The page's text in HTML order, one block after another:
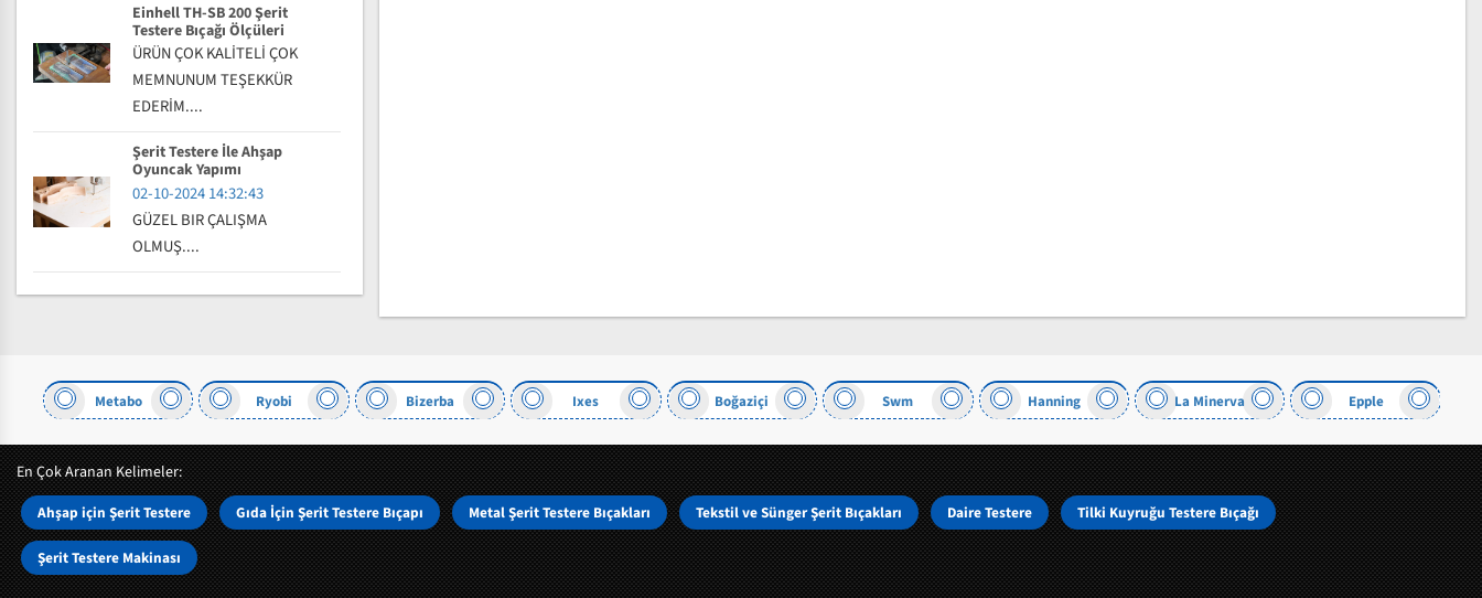
Einhell TH-SB 200 Şerit
Testere Bıçağı Ölçüleri
ÜRÜN ÇOK KALİTELİ ÇOK
MEMNUNUM TEŞEKKÜR
EDERİM....
Şerit Testere İle Ahşap
Oyuncak Yapımı
02-10-2024 14:32:43
GÜZEL BIR ÇALIŞMA
OLMUŞ....
Metabo Ryobi Bizerba Ixes Boğaziçi Swm Hanning La Minerva Epple
En Çok Aranan Kelimeler:
Ahşap için Şerit Testere Gıda İçin Şerit Testere Bıçapı Metal Şerit Testere Bıçakları Tekstil ve Sünger Şerit Bıçakları Daire Testere Tilki Kuyruğu Testere Bıçağı
Şerit Testere Makinası